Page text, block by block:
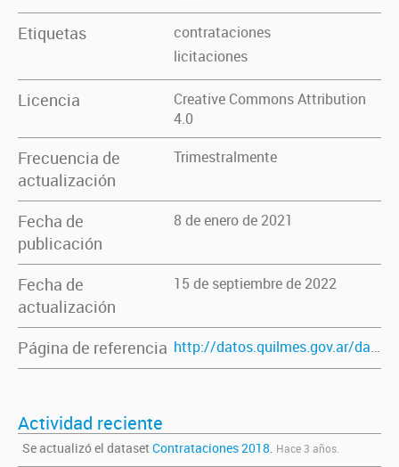
Etiquetas
contrataciones
licitaciones
Licencia
Creative Commons Attribution
4.0
Frecuencia de
actualización
Trimestralmente
Fecha de
publicación
8 de enero de 2021
Fecha de
actualización
15 de septiembre de 2022
Página de referencia http://datos.quilmes.gov.ar/dataset/licitaciones-publicas-2018
Actividad reciente
Se actualizó el dataset Contrataciones 2018. Hace 3 años.